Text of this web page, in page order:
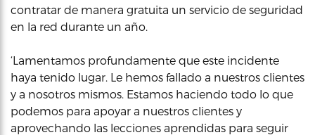
contratar de manera gratuita un servicio de seguridad
en la red durante un año.
‘Lamentamos profundamente que este incidente
haya tenido lugar. Le hemos fallado a nuestros clientes
y a nosotros mismos. Estamos haciendo todo lo que
podemos para apoyar a nuestros clientes y
aprovechando las lecciones aprendidas para seguir